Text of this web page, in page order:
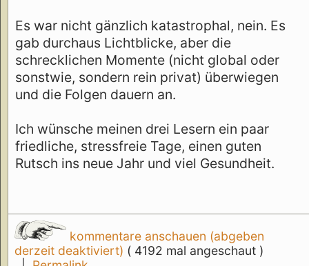
Es war nicht gänzlich katastrophal, nein. Es
gab durchaus Lichtblicke, aber die
schrecklichen Momente (nicht global oder
sonstwie, sondern rein privat) überwiegen
und die Folgen dauern an.
Ich wünsche meinen drei Lesern ein paar
friedliche, stressfreie Tage, einen guten
Rutsch ins neue Jahr und viel Gesundheit.
kommentare anschauen (abgeben
derzeit deaktiviert) ( 4192 mal angeschaut )